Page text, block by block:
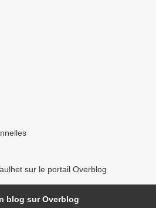
sur le portail Overblog
blog sur Overblog